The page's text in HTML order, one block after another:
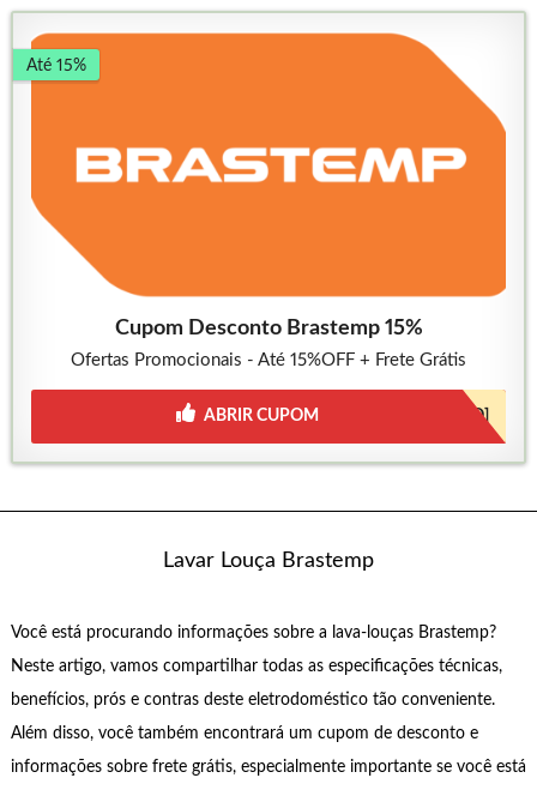
Até 15%
Cupom Desconto Brastemp 15%
Ofertas Promocionais - Até 15%OFF + Frete Grátis
[JÁ INCLUSO]
ABRIR CUPOM
Lavar Louça Brastemp
Você está procurando informações sobre a lava-louças Brastemp?
Neste artigo, vamos compartilhar todas as especificações técnicas,
benefícios, prós e contras deste eletrodoméstico tão conveniente.
Além disso, você também encontrará um cupom de desconto e
informações sobre frete grátis, especialmente importante se você está